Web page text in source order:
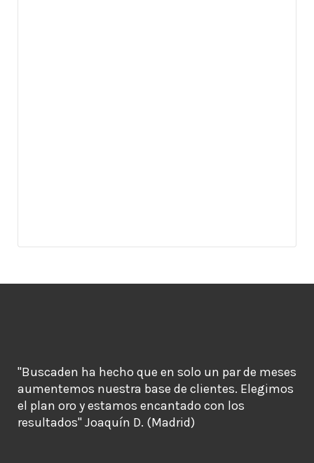
"Buscaden ha hecho que en solo un par de meses
aumentemos nuestra base de clientes. Elegimos
el plan oro y estamos encantado con los
resultados" Joaquín D. (Madrid)